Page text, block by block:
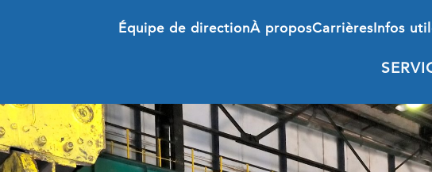
Équipe de directionÀ proposCarrièresInfos